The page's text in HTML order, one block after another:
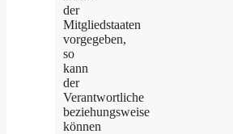
der
Mitgliedstaaten
vorgegeben,
so
kann
der
Verantwortliche
beziehungsweise
können